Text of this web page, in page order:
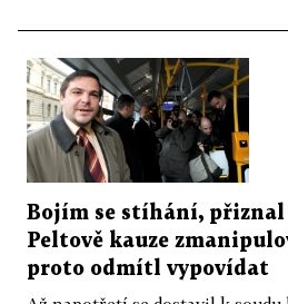
Bojím se stíhání, přiznal
Peltově kauze
proto odmítl vypovídat